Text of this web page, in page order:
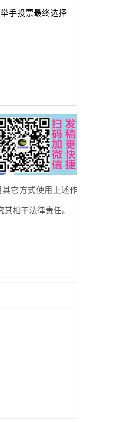
手投票最终选择
它方式使用上述作
相干法律责任。